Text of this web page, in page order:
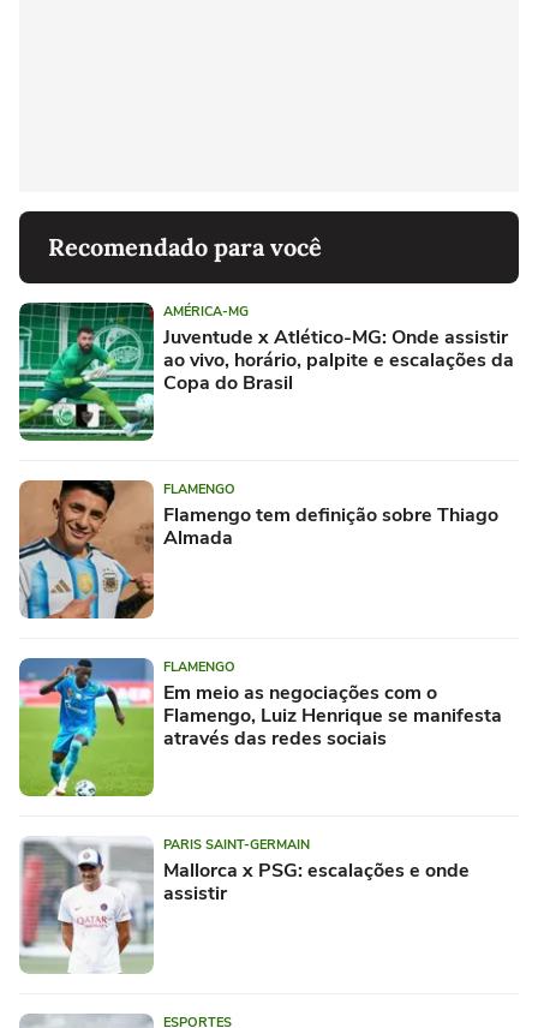
Recomendado para você
AMÉRICA-MG
Juventude x Atlético-MG: Onde assistir
ao vivo, horário, palpite e escalações da
Copa do Brasil
FLAMENGO
Flamengo tem definição sobre Thiago
Almada
FLAMENGO
Em meio as negociações com o
Flamengo, Luiz Henrique se manifesta
através das redes sociais
PARIS SAINT-GERMAIN
Mallorca x PSG: escalações e onde
assistir
ESPORTES